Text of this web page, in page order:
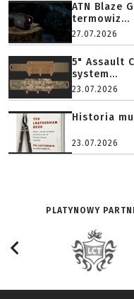
ATN Blaze
termowiz...
27.07.2026
5" Assault
system...
23.07.2026
Historia
23.07.2026
PLATYNOWY